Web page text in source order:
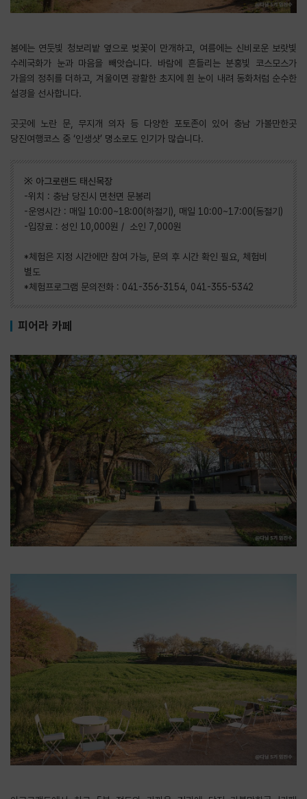
봄에는 연둣빛 청보리밭 옆으로 벚꽃이 만개하고, 여름에는 신비로운 보랏빛
수레국화가 눈과 마음을 빼앗습니다. 바람에 흔들리는 분홍빛 코스모스가
가을의 정취를 더하고, 겨울이면 광활한 초지에 흰 눈이 내려 동화처럼 순수한
설경을 선사합니다.
​곳곳에 노란 문, 무지개 의자 등 다양한 포토존이 있어 충남 가볼만한곳
당진여행코스 중 ‘인생샷’ 명소로도 인기가 많습니다.
※ 아그로랜드 태신목장
-위치 : 충남 당진시 면천면 문봉리
-운영시간 : 매일 10:00~18:00(하절기), 매일 10:00~17:00(동절기)
-입장료 : 성인 10,000원 / 소인 7,000원
*체험은 지정 시간에만 참여 가능, 문의 후 시간 확인 필요, 체험비
별도
*체험프로그램 문의전화 : 041-356-3154, 041-355-5342
피어라 카페